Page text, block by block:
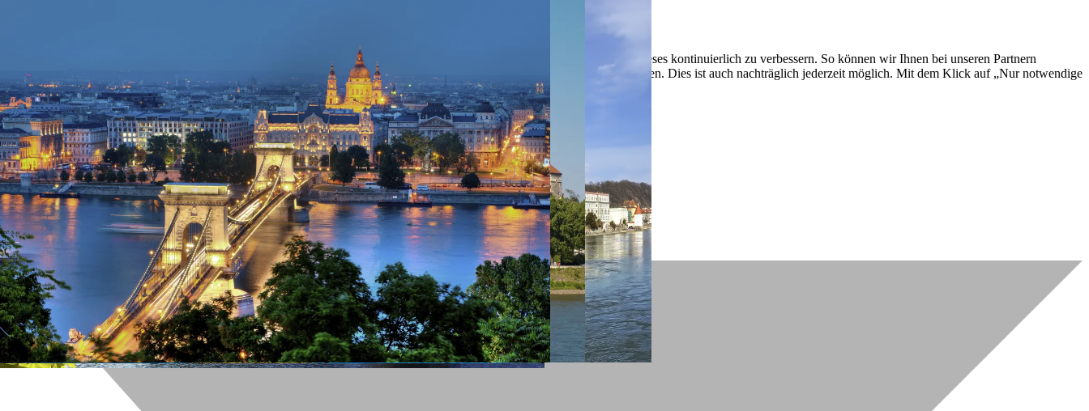
Mit dem Klick auf „geht klar” ermöglichen Sie uns Ihnen über Cookies ein verbessertes Nutzungserlebnis zu servieren und dieses kontinuierlich zu verbessern. So können wir Ihnen bei unseren Partnern
personalisierte Werbung und passende Angebote anzeigen. Über „anpassen” können Sie Ihre persönlichen Präferenzen festlegen. Dies ist auch nachträglich jederzeit möglich. Mit dem Klick auf „Nur notwendige
Cookies” werden lediglich technisch notwendige Cookies gespeichert.
Anpassen Geht klar
Datenschutzerklärung
Cookierichtlinie Impressum
« zurück
Ihre Cookie-Präferenzen verwalten
Wählen Sie, welche Cookies Sie auf check24.de akzeptieren.
Die Cookierichtlinie finden Siehier.
Notwendig